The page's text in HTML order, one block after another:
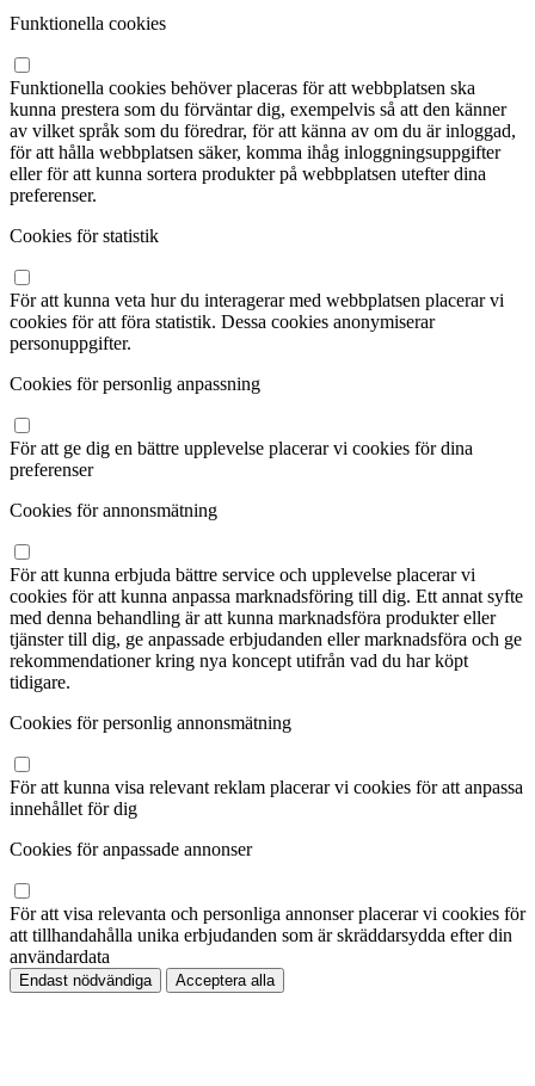
Funktionella cookies
Funktionella cookies behöver placeras för att webbplatsen ska
kunna prestera som du förväntar dig, exempelvis så att den känner
av vilket språk som du föredrar, för att känna av om du är inloggad,
för att hålla webbplatsen säker, komma ihåg inloggningsuppgifter
eller för att kunna sortera produkter på webbplatsen utefter dina
preferenser.
Cookies för statistik
För att kunna veta hur du interagerar med webbplatsen placerar vi
cookies för att föra statistik. Dessa cookies anonymiserar
personuppgifter.
Cookies för personlig anpassning
För att ge dig en bättre upplevelse placerar vi cookies för dina
preferenser
Cookies för annonsmätning
För att kunna erbjuda bättre service och upplevelse placerar vi
cookies för att kunna anpassa marknadsföring till dig. Ett annat syfte
med denna behandling är att kunna marknadsföra produkter eller
tjänster till dig, ge anpassade erbjudanden eller marknadsföra och ge
rekommendationer kring nya koncept utifrån vad du har köpt
tidigare.
Cookies för personlig annonsmätning
För att kunna visa relevant reklam placerar vi cookies för att anpassa
innehållet för dig
Cookies för anpassade annonser
För att visa relevanta och personliga annonser placerar vi cookies för
att tillhandahålla unika erbjudanden som är skräddarsydda efter din
användardata
Endast nödvändiga Acceptera alla